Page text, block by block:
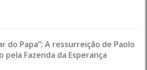
do Papa”: A ressurreição de Paolo
pela Fazenda da Esperança